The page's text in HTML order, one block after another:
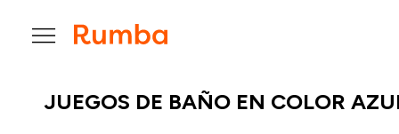

JUEGOS DE BAÑO EN COLOR